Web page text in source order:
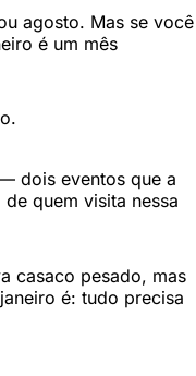
agosto. Mas se você
é um mês
dois eventos que a
quem visita nessa
casaco pesado, mas
é: tudo precisa